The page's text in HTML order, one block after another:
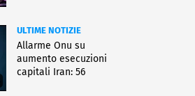
ULTIME NOTIZIE
Allarme Onu su
aumento esecuzioni
capitali Iran: 56